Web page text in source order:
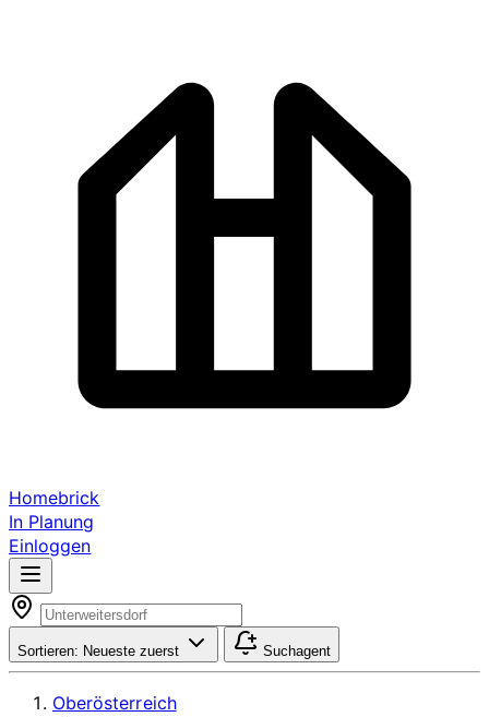
Homebrick
In Planung
Einloggen
Sortieren: Neueste zuerst Suchagent
Oberösterreich